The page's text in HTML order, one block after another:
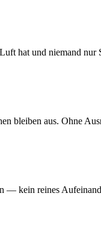
hat und niemand nur
bleiben aus. Ohne
— kein reines